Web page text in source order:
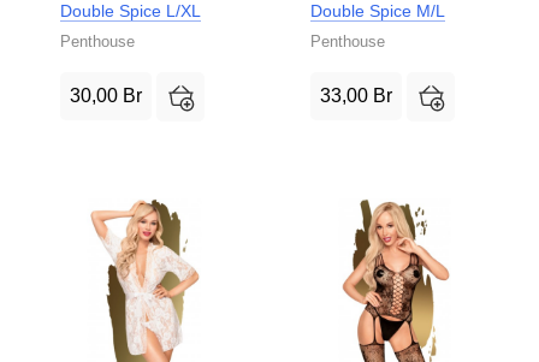
Double Spice L/XL
Penthouse
30,00 Br
Double Spice M/L
Penthouse
33,00 Br